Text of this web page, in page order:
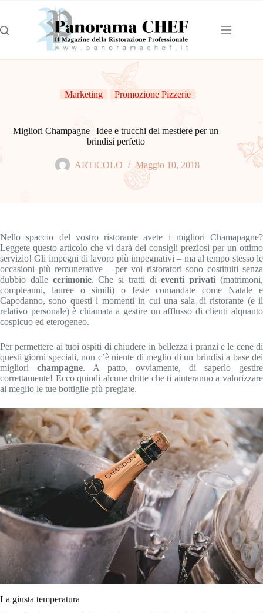
Marketing Promozione Pizzerie
Migliori Champagne | Idee e trucchi del mestiere per un
brindisi perfetto
ARTICOLO Maggio 10, 2018
Nello spaccio del vostro ristorante avete i migliori Chamapagne?
Leggete questo articolo che vi darà dei consigli preziosi per un ottimo
servizio! Gli impegni di lavoro più impegnativi – ma al tempo stesso le
occasioni più remunerative – per voi ristoratori sono costituiti senza
dubbio dalle cerimonie. Che si tratti dieventi privati (matrimoni,
compleanni, lauree o simili) o feste comandate come Natale e
Capodanno, sono questi i momenti in cui una sala di ristorante (e il
relativo personale) è chiamata a gestire un afflusso di clienti alquanto
cospicuo ed eterogeneo.
Per permettere ai tuoi ospiti di chiudere in bellezza i pranzi e le cene di
questi giorni speciali, non c’è niente di meglio di un brindisi a base dei
migliori champagne. A patto, ovviamente, di saperlo gestire
correttamente! Ecco quindi alcune dritte che ti aiuteranno a valorizzare
al meglio le tue bottiglie più pregiate.
La giusta temperatura